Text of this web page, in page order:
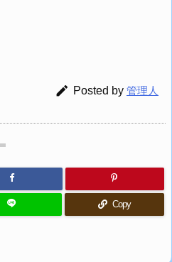
 Posted by 管理人
Copy